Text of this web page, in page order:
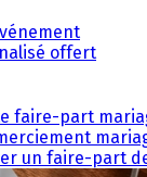
offert
faire-part
un faire-part